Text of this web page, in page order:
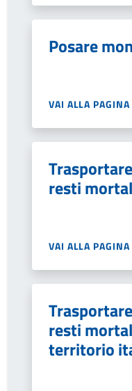
Posare
VAI ALLA PAGINA
resti
VAI ALLA PAGINA
resti
territorio